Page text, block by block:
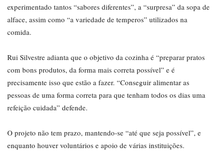
experimentado tantos “sabores diferentes”, a “surpresa” da sopa de
alface, assim como “a variedade de temperos” utilizados na
comida.
Rui Silvestre adianta que o objetivo da cozinha é “preparar pratos
com bons produtos, da forma mais correta possível” e é
precisamente isso que estão a fazer. “Conseguir alimentar as
pessoas de uma forma correta para que tenham todos os dias uma
refeição cuidada” defende.
O projeto não tem prazo, mantendo-se “até que seja possível”, e
enquanto houver voluntários e apoio de várias instituições.